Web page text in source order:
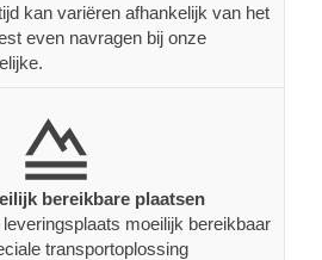
kan variëren afhankelijk van het
even navragen bij onze
bereikbare plaatsen
moeilijk bereikbaar
transportoplossing